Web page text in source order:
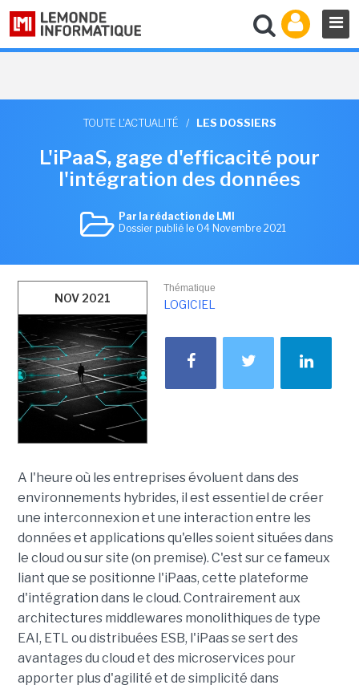
TOUTE L'ACTUALITÉ / LES DOSSIERS
L'iPaaS, gage d'efficacité pour
l'intégration des données
Par la rédaction de LMI
Dossier publié le 04 Novembre 2021
NOV 2021
Thématique
LOGICIEL
A l'heure où les entreprises évoluent dans des
environnements hybrides, il est essentiel de créer
une interconnexion et une interaction entre les
données et applications qu'elles soient situées dans
le cloud ou sur site (on premise). C'est sur ce fameux
liant que se positionne l'iPaas, cette plateforme
d'intégration dans le cloud. Contrairement aux
architectures middlewares monolithiques de type
EAI, ETL ou distribuées ESB, l'iPaas se sert des
avantages du cloud et des microservices pour
apporter plus d'agilité et de simplicité dans